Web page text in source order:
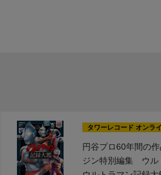
タワーレコード オンラ
円谷プロ60年間の
ジン特別編集 ウル